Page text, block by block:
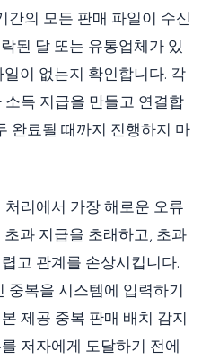
간의 모든 판매 파일이 수신
된 달 또는 유통업체가 있
이 없는지 확인합니다. 각
득 지급을 만들고 연결합
완료될 때까지 진행하지 마
리에서 가장 해로운 오류
과 지급을 초래하고, 초과
고 관계를 손상시킵니다.
중복을 시스템에 입력하기
제공 중복 판매 배치 감지
저자에게 도달하기 전에